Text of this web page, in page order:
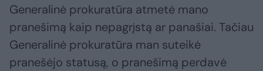
Generalinė prokuratūra atmetė mano
pranešimą kaip nepagrįstą ar panašiai. Tačiau
Generalinė prokuratūra man suteikė
pranešėjo statusą, o pranešimą perdavė